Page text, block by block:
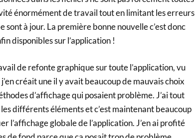
énormément de travail tout en limitant les erreurs
à jour. La première bonne nouvelle c’est donc
disponibles sur l’application !
de refonte graphique sur toute l’application, vu
créait une il y avait beaucoup de mauvais choix
d’affichage qui posaient problème. J’ai tout
différents éléments et c’est maintenant beaucoup
l’affichage globale de l’application. J’en ai profité